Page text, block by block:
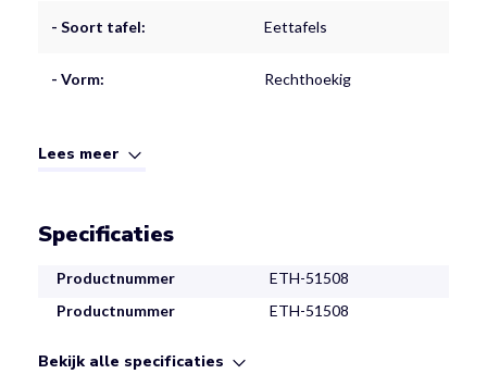
- Soort tafel: Eettafels
- Vorm: Rechthoekig
Lees meer
Specificaties
Productnummer
ETH-51508
Productnummer
ETH-51508
Bekijk alle specificaties